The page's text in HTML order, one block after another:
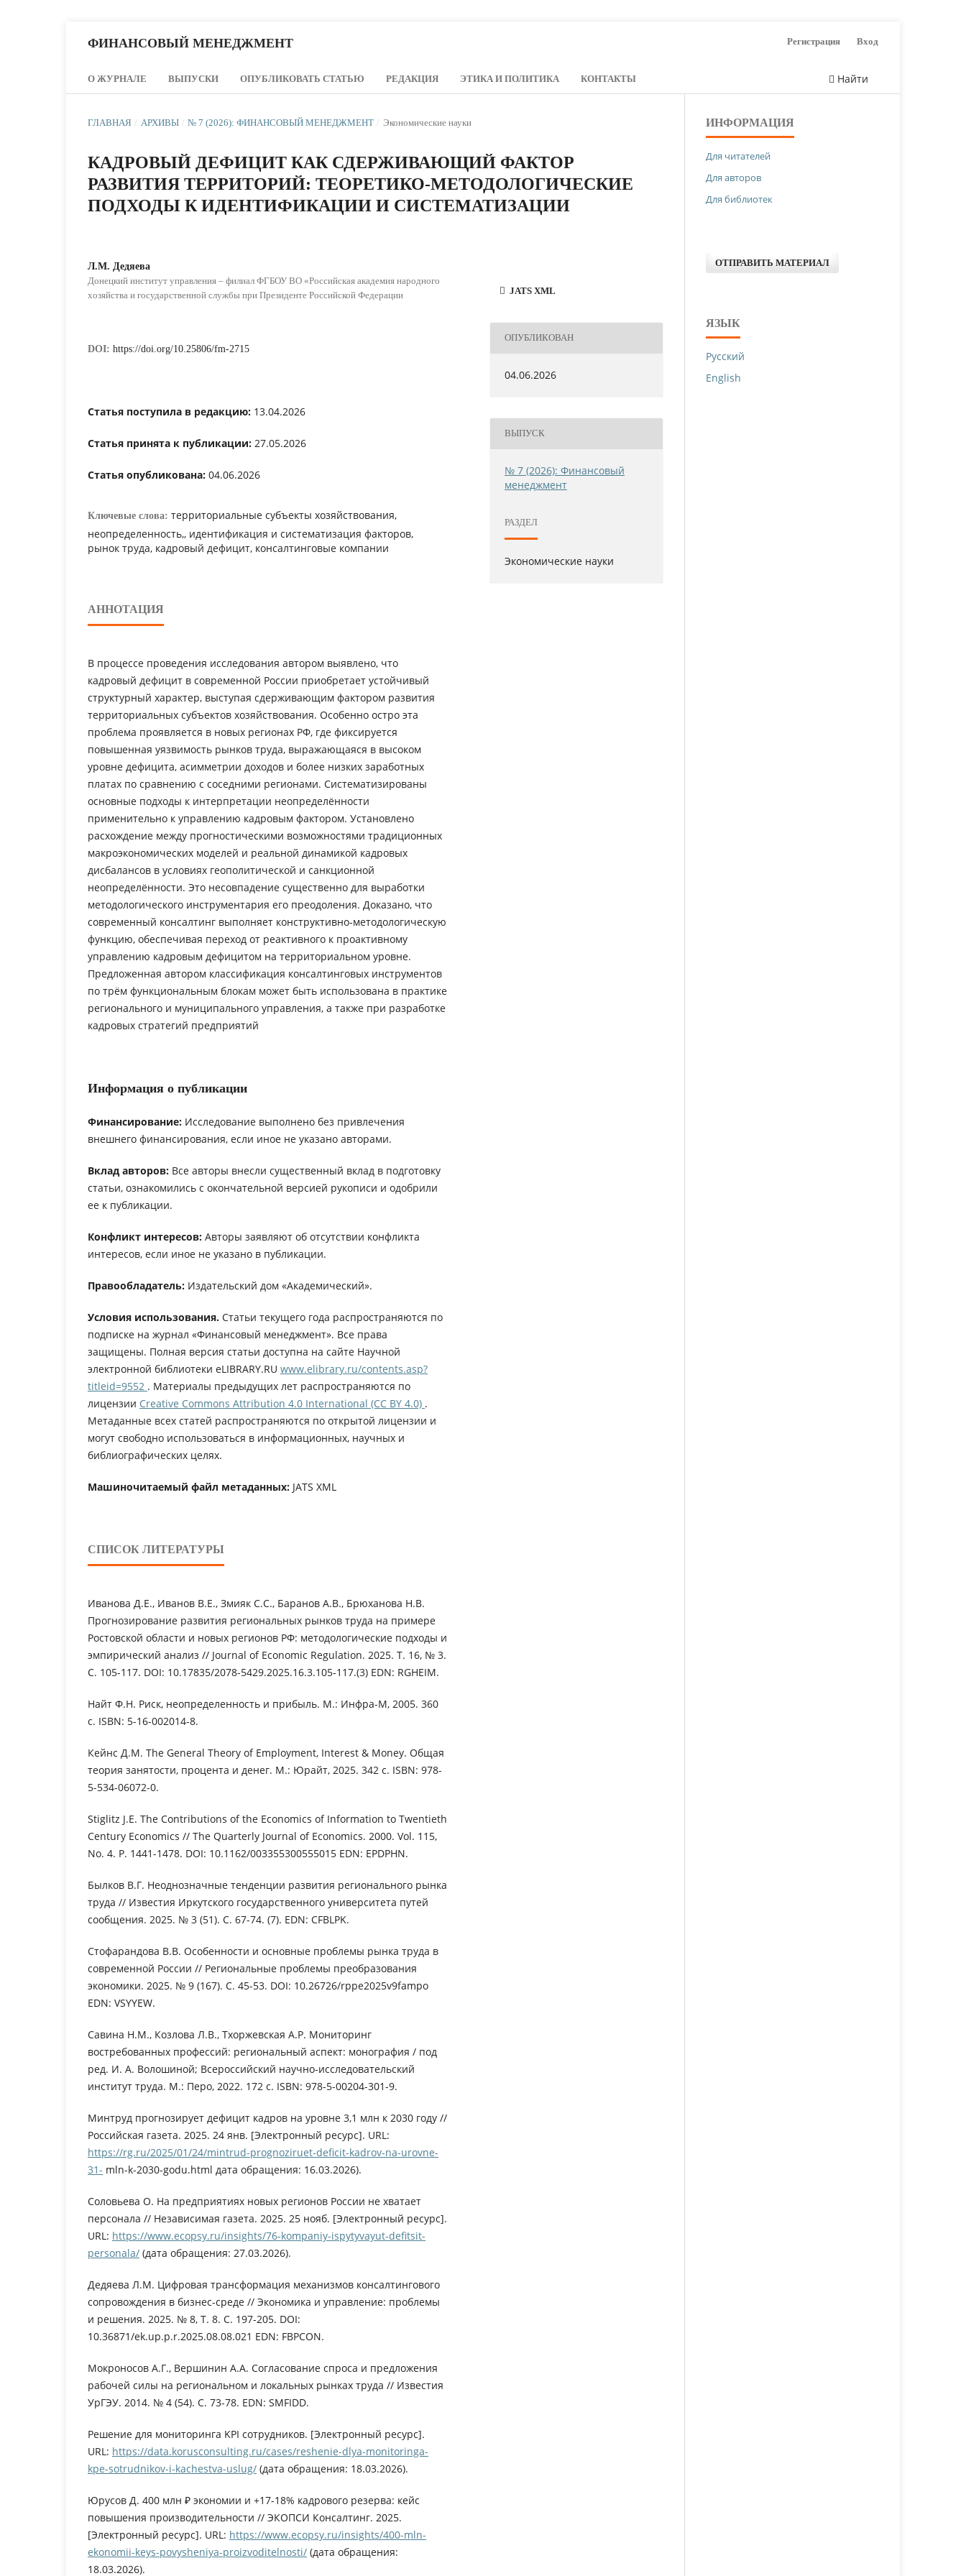
ФИНАНСОВЫЙ МЕНЕДЖМЕНТ
О ЖУРНАЛЕ ВЫПУСКИ ОПУБЛИКОВАТЬ СТАТЬЮ РЕДАКЦИЯ ЭТИКА И ПОЛИТИКА КОНТАКТЫ Найти
Регистрация Вход
ГЛАВНАЯ / АРХИВЫ / № 7 (2026): ФИНАНСОВЫЙ МЕНЕДЖМЕНТ / Экономические науки
КАДРОВЫЙ ДЕФИЦИТ КАК СДЕРЖИВАЮЩИЙ ФАКТОР
РАЗВИТИЯ ТЕРРИТОРИЙ: ТЕОРЕТИКО-МЕТОДОЛОГИЧЕСКИЕ
ПОДХОДЫ К ИДЕНТИФИКАЦИИ И СИСТЕМАТИЗАЦИИ
Л.М. Дедяева
Донецкий институт управления – филиал ФГБОУ ВО «Российская академия народного
хозяйства и государственной службы при Президенте Российской Федерации
DOI: https://doi.org/10.25806/fm-2715
Статья поступила в редакцию: 13.04.2026
Статья принята к публикации: 27.05.2026
Статья опубликована: 04.06.2026
Ключевые слова: территориальные субъекты хозяйствования,
неопределенность,, идентификация и систематизация факторов,
рынок труда, кадровый дефицит, консалтинговые компании
АННОТАЦИЯ
В процессе проведения исследования автором выявлено, что
кадровый дефицит в современной России приобретает устойчивый
структурный характер, выступая сдерживающим фактором развития
территориальных субъектов хозяйствования. Особенно остро эта
проблема проявляется в новых регионах РФ, где фиксируется
повышенная уязвимость рынков труда, выражающаяся в высоком
уровне дефицита, асимметрии доходов и более низких заработных
платах по сравнению с соседними регионами. Систематизированы
основные подходы к интерпретации неопределённости
применительно к управлению кадровым фактором. Установлено
расхождение между прогностическими возможностями традиционных
макроэкономических моделей и реальной динамикой кадровых
дисбалансов в условиях геополитической и санкционной
неопределённости. Это несовпадение существенно для выработки
методологического инструментария его преодоления. Доказано, что
современный консалтинг выполняет конструктивно-методологическую
функцию, обеспечивая переход от реактивного к проактивному
управлению кадровым дефицитом на территориальном уровне.
Предложенная автором классификация консалтинговых инструментов
по трём функциональным блокам может быть использована в практике
регионального и муниципального управления, а также при разработке
кадровых стратегий предприятий
Информация о публикации
Финансирование: Исследование выполнено без привлечения
внешнего финансирования, если иное не указано авторами.
Вклад авторов: Все авторы внесли существенный вклад в подготовку
статьи, ознакомились с окончательной версией рукописи и одобрили
ее к публикации.
Конфликт интересов: Авторы заявляют об отсутствии конфликта
интересов, если иное не указано в публикации.
Правообладатель: Издательский дом «Академический».
Условия использования. Статьи текущего года распространяются по
подписке на журнал «Финансовый менеджмент». Все права
защищены. Полная версия статьи доступна на сайте Научной
электронной библиотеки eLIBRARY.RU www.elibrary.ru/contents.asp?
titleid=9552 . Материалы предыдущих лет распространяются по
лицензии Creative Commons Attribution 4.0 International (CC BY 4.0) .
Метаданные всех статей распространяются по открытой лицензии и
могут свободно использоваться в информационных, научных и
библиографических целях.
Машиночитаемый файл метаданных: JATS XML
СПИСОК ЛИТЕРАТУРЫ
Иванова Д.Е., Иванов В.Е., Змияк С.С., Баранов А.В., Брюханова Н.В.
Прогнозирование развития региональных рынков труда на примере
Ростовской области и новых регионов РФ: методологические подходы и
эмпирический анализ // Journal of Economic Regulation. 2025. Т. 16, № 3.
С. 105-117. DOI: 10.17835/2078-5429.2025.16.3.105-117.(3) EDN: RGHEIM.
Найт Ф.Н. Риск, неопределенность и прибыль. М.: Инфра-М, 2005. 360
с. ISBN: 5-16-002014-8.
Кейнс Д.М. The General Theory of Employment, Interest & Money. Общая
теория занятости, процента и денег. М.: Юрайт, 2025. 342 с. ISBN: 978-
5-534-06072-0.
Stiglitz J.E. The Contributions of the Economics of Information to Twentieth
Century Economics // The Quarterly Journal of Economics. 2000. Vol. 115,
No. 4. P. 1441-1478. DOI: 10.1162/003355300555015 EDN: EPDPHN.
Былков В.Г. Неоднозначные тенденции развития регионального рынка
труда // Известия Иркутского государственного университета путей
сообщения. 2025. № 3 (51). С. 67-74. (7). EDN: CFBLPK.
Стофарандова В.В. Особенности и основные проблемы рынка труда в
современной России // Региональные проблемы преобразования
экономики. 2025. № 9 (167). С. 45-53. DOI: 10.26726/rppe2025v9fampo
EDN: VSYYEW.
Савина Н.М., Козлова Л.В., Тхоржевская А.Р. Мониторинг
востребованных профессий: региональный аспект: монография / под
ред. И. А. Волошиной; Всероссийский научно-исследовательский
институт труда. М.: Перо, 2022. 172 с. ISBN: 978-5-00204-301-9.
Минтруд прогнозирует дефицит кадров на уровне 3,1 млн к 2030 году //
Российская газета. 2025. 24 янв. [Электронный ресурс]. URL:
https://rg.ru/2025/01/24/mintrud-prognoziruet-deficit-kadrov-na-urovne-
31- mln-k-2030-godu.html дата обращения: 16.03.2026).
Соловьева О. На предприятиях новых регионов России не хватает
персонала // Независимая газета. 2025. 25 нояб. [Электронный ресурс].
URL: https://www.ecopsy.ru/insights/76-kompaniy-ispytyvayut-defitsit-
personala/ (дата обращения: 27.03.2026).
Дедяева Л.М. Цифровая трансформация механизмов консалтингового
сопровождения в бизнес-среде // Экономика и управление: проблемы
и решения. 2025. № 8, Т. 8. С. 197-205. DOI:
10.36871/ek.up.p.r.2025.08.08.021 EDN: FBPCON.
Мокроносов А.Г., Вершинин А.А. Согласование спроса и предложения
рабочей силы на региональном и локальных рынках труда // Известия
УрГЭУ. 2014. № 4 (54). С. 73-78. EDN: SMFIDD.
Решение для мониторинга KPI сотрудников. [Электронный ресурс].
URL: https://data.korusconsulting.ru/cases/reshenie-dlya-monitoringa-
kpe-sotrudnikov-i-kachestva-uslug/ (дата обращения: 18.03.2026).
Юрусов Д. 400 млн ₽ экономии и +17-18% кадрового резерва: кейс
повышения производительности // ЭКОПСИ Консалтинг. 2025.
[Электронный ресурс]. URL: https://www.ecopsy.ru/insights/400-mln-
ekonomii-keys-povysheniya-proizvoditelnosti/ (дата обращения:
18.03.2026).
JATS XML
ОПУБЛИКОВАН
04.06.2026
ВЫПУСК
№ 7 (2026): Финансовый
менеджмент
РАЗДЕЛ
Экономические науки
ИНФОРМАЦИЯ
Для читателей
Для авторов
Для библиотек
ОТПРАВИТЬ МАТЕРИАЛ
ЯЗЫК
Русский
English